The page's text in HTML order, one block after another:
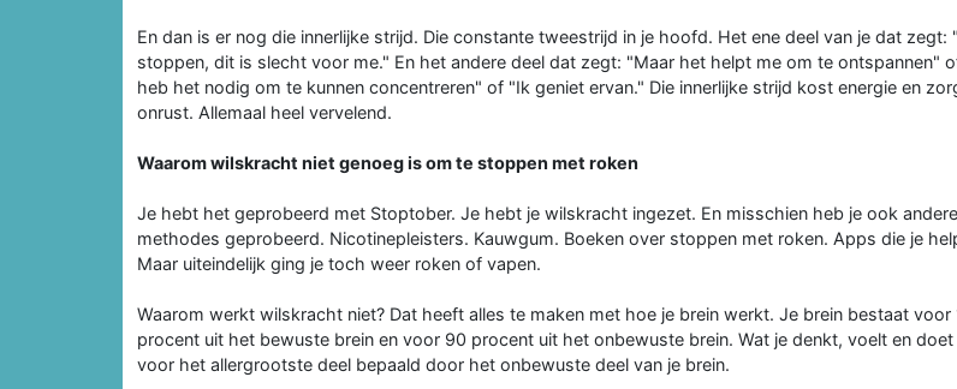
En dan is er nog die innerlijke strijd. Die constante tweestrijd in je hoofd. Het ene deel van je dat zegt:
stoppen, dit is slecht voor me." En het andere deel dat zegt: "Maar het helpt me om te ontspannen"
heb het nodig om te kunnen concentreren" of "Ik geniet ervan." Die innerlijke strijd kost energie en
onrust. Allemaal heel vervelend.
Waarom wilskracht niet genoeg is om te stoppen met roken
Je hebt het geprobeerd met Stoptober. Je hebt je wilskracht ingezet. En misschien heb je ook andere
methodes geprobeerd. Nicotinepleisters. Kauwgum. Boeken over stoppen met roken. Apps die je
Maar uiteindelijk ging je toch weer roken of vapen.
Waarom werkt wilskracht niet? Dat heeft alles te maken met hoe je brein werkt. Je brein bestaat voor
procent uit het bewuste brein en voor 90 procent uit het onbewuste brein. Wat je denkt, voelt en
voor het allergrootste deel bepaald door het onbewuste deel van je brein.